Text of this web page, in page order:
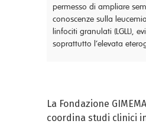
permesso di ampliare
conoscenze sulla
linfociti granulati (LGLL),
soprattutto l’elevata
La Fondazione
coordina studi clinici